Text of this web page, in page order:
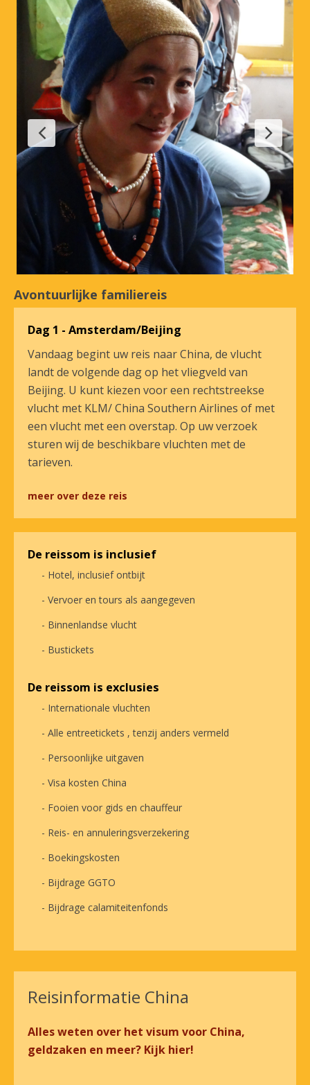
Avontuurlijke familiereis
Dag 1 - Amsterdam/Beijing
Vandaag begint uw reis naar China, de vlucht
landt de volgende dag op het vliegveld van
Beijing. U kunt kiezen voor een rechtstreekse
vlucht met KLM/ China Southern Airlines of met
een vlucht met een overstap. Op uw verzoek
sturen wij de beschikbare vluchten met de
tarieven.
meer over deze reis
De reissom is inclusief
- Hotel, inclusief ontbijt
- Vervoer en tours als aangegeven
- Binnenlandse vlucht
- Bustickets
De reissom is exclusies
- Internationale vluchten
- Alle entreetickets , tenzij anders vermeld
- Persoonlijke uitgaven
- Visa kosten China
- Fooien voor gids en chauffeur
- Reis- en annuleringsverzekering
- Boekingskosten
- Bijdrage GGTO
- Bijdrage calamiteitenfonds
Reisinformatie China
Alles weten over het visum voor China,
geldzaken en meer? Kijk hier!